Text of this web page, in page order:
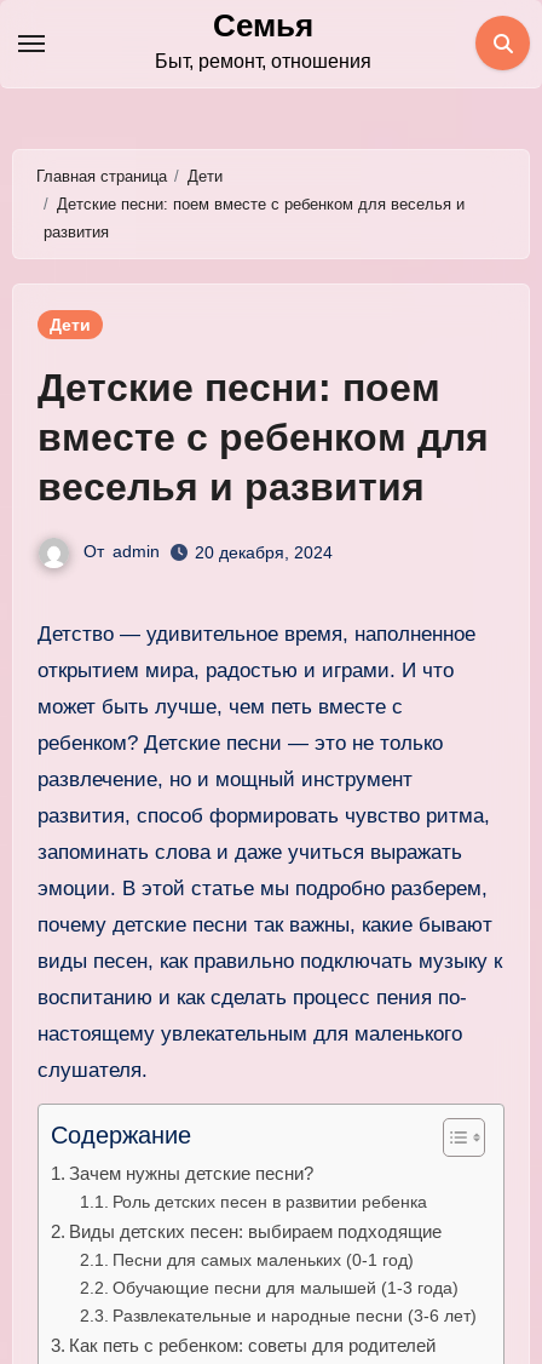
содержимому
Семья
Быт, ремонт, отношения
Главная страница
Дети
Детские песни: поем вместе с ребенком для веселья и
развития
Дети
Детские песни: поем
вместе с ребенком для
веселья и развития
От admin 20 декабря, 2024
Детство — удивительное время, наполненное
открытием мира, радостью и играми. И что
может быть лучше, чем петь вместе с
ребенком? Детские песни — это не только
развлечение, но и мощный инструмент
развития, способ формировать чувство ритма,
запоминать слова и даже учиться выражать
эмоции. В этой статье мы подробно разберем,
почему детские песни так важны, какие бывают
виды песен, как правильно подключать музыку к
воспитанию и как сделать процесс пения по-
настоящему увлекательным для маленького
слушателя.
Содержание
Зачем нужны детские песни?
Роль детских песен в развитии ребенка
Виды детских песен: выбираем подходящие
Песни для самых маленьких (0-1 год)
Обучающие песни для малышей (1-3 года)
Развлекательные и народные песни (3-6 лет)
Как петь с ребенком: советы для родителей